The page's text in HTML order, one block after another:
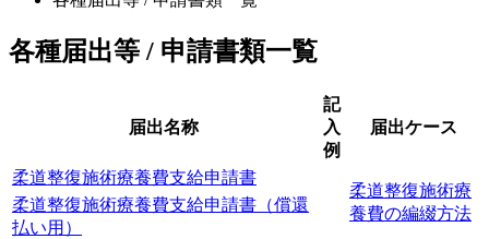
各種届出等 / 申請書類一覧
届出名称
記
入
例
届出ケース
柔道整復施術療養費支給申請書
柔道整復施術療
養費の編綴方法
柔道整復施術療養費支給申請書（償還
払い用）